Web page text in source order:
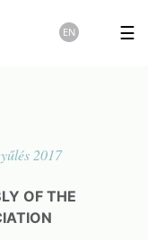
☰
EN
2017
OF THE